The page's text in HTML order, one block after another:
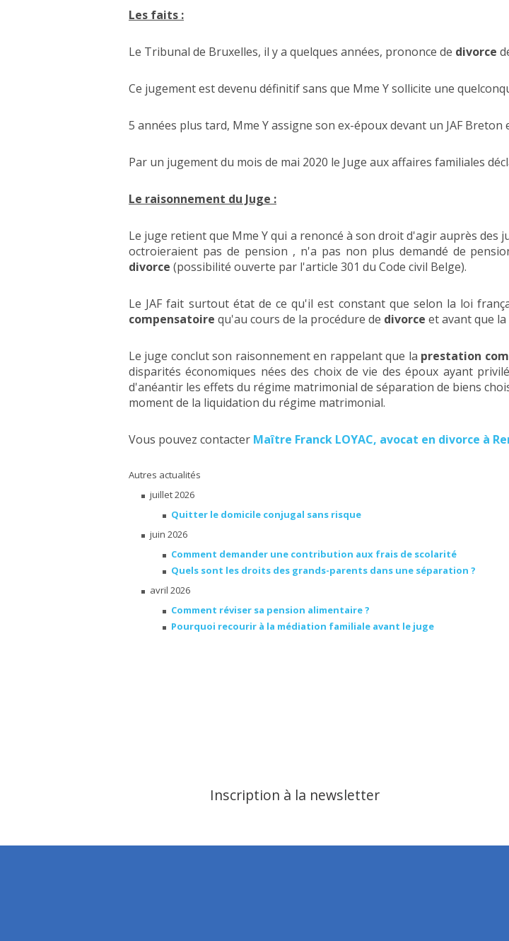
Les faits :
Le Tribunal de Bruxelles, il y a quelques années, prononce de divorce
Ce jugement est devenu définitif sans que Mme Y sollicite une
5 années plus tard, Mme Y assigne son ex-époux devant un JAF
Par un jugement du mois de mai 2020 le Juge aux affaires familiales
Le raisonnement du Juge :
Le juge retient que Mme Y qui a renoncé à son droit d'agir auprès des
octroieraient pas de pension , n'a pas non plus demandé de
divorce (possibilité ouverte par l'article 301 du Code civil Belge).
Le JAF fait surtout état de ce qu'il est constant que selon la loi
compensatoire qu'au cours de la procédure de divorce et avant que
Le juge conclut son raisonnement en rappelant que la prestation
disparités économiques nées des choix de vie des époux ayant
d'anéantir les effets du régime matrimonial de séparation de biens
moment de la liquidation du régime matrimonial.
Vous pouvez contacter Maître Franck LOYAC, avocat en divorce à
Autres actualités
juillet 2026
Quitter le domicile conjugal sans risque
juin 2026
Comment demander une contribution aux frais de scolarité
Quels sont les droits des grands-parents dans une séparation ?
avril 2026
Comment réviser sa pension alimentaire ?
Pourquoi recourir à la médiation familiale avant le juge
Inscription à la newsletter